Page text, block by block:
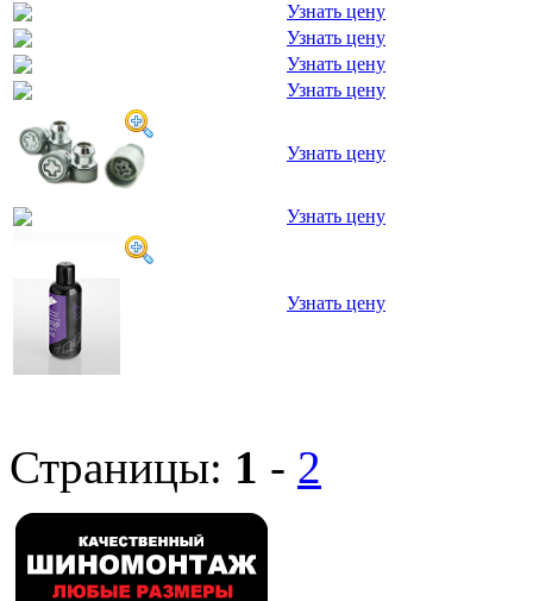
Узнать цену
Узнать цену
Узнать цену
Узнать цену
Узнать цену
Узнать цену
Узнать цену
Страницы: 1 - 2